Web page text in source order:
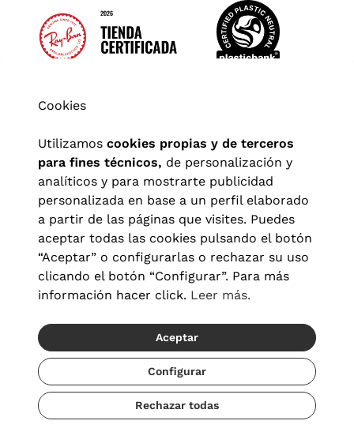
Aviso legal| Política de privacidad Términos y condiciones
Política de cookies|Configuración de cookies
© 2026 Visionlab España
Cookies
Utilizamos cookies propias y de terceros
para fines técnicos, de personalización y
analíticos y para mostrarte publicidad
personalizada en base a un perfil elaborado
a partir de las páginas que visites. Puedes
aceptar todas las cookies pulsando el botón
“Aceptar” o configurarlas o rechazar su uso
clicando el botón “Configurar”. Para más
información hacer click. Leer más.
Aceptar
Configurar
Rechazar todas